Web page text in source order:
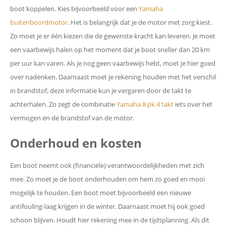
boot koppelen. Kies bijvoorbeeld voor een Yamaha
buitenboordmotor. Het is belangrijk dat je de motor met zorg kiest.
Zo moet je er één kiezen die de gewenste kracht kan leveren. Je moet
een vaarbewijs halen op het moment dat je boot sneller dan 20 km
per uur kan varen. Als je nog geen vaarbewijs hebt, moet je hier goed
over nadenken. Daarnaast moet je rekening houden met het verschil
in brandstof, deze informatie kun je vergaren door de takt te
achterhalen. Zo zegt de combinatieYamaha 8 pk 4 takt iets over het
vermogen en de brandstof van de motor.
Onderhoud en kosten
Een boot neemt ook (financiële) verantwoordelijkheden met zich
mee. Zo moet je de boot onderhouden om hem zo goed en mooi
mogelijk te houden. Een boot moet bijvoorbeeld een nieuwe
antifouling-laag krijgen in de winter. Daarnaast moet hij ook goed
schoon blijven. Houdt hier rekening mee in de tijdsplanning. Als dit